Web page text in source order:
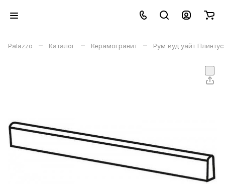
Palazzo – Каталог – Керамогранит – Рум вуд уайт